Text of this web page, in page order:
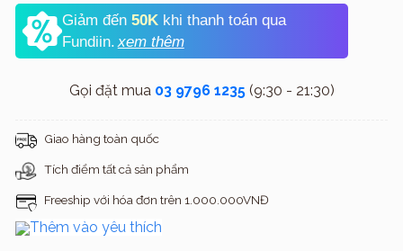
Giảm đến 50K khi thanh toán qua
Fundiin. xem thêm
Gọi đặt mua 03 9796 1235(9:30 - 21:30)
Giao hàng toàn quốc
Tích điểm tất cả sản phẩm
Freeship với hóa đơn trên 1.000.000VNĐ
Thêm vào yêu thích